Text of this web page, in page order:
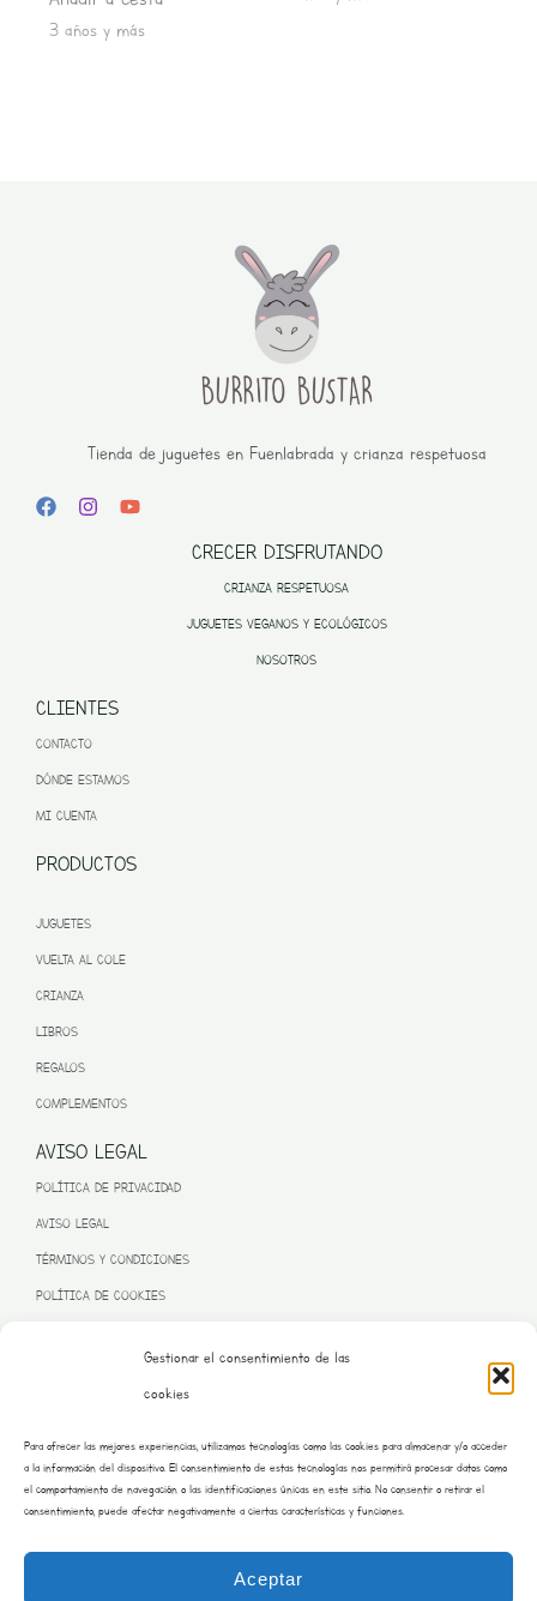
Gestionar el consentimiento de las
cookies
Para ofrecer las mejores experiencias, utilizamos tecnologías como las cookies para almacenar y/o acceder
a la información del dispositivo. El consentimiento de estas tecnologías nos permitirá procesar datos como
el comportamiento de navegación o las identificaciones únicas en este sitio. No consentir o retirar el
consentimiento, puede afectar negativamente a ciertas características y funciones.
Aceptar
3 años y más
Tienda de juguetes en Fuenlabrada y crianza respetuosa
CRECER DISFRUTANDO
CRIANZA RESPETUOSA
JUGUETES VEGANOS Y ECOLÓGICOS
NOSOTROS
CLIENTES
CONTACTO
DÓNDE ESTAMOS
MI CUENTA
PRODUCTOS
JUGUETES
VUELTA AL COLE
CRIANZA
LIBROS
REGALOS
COMPLEMENTOS
AVISO LEGAL
POLÍTICA DE PRIVACIDAD
AVISO LEGAL
TÉRMINOS Y CONDICIONES
POLÍTICA DE COOKIES
– NEXT GENERATION EU